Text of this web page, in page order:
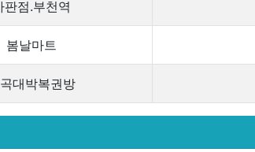
판점.부천역
봄날마트
대박복권방